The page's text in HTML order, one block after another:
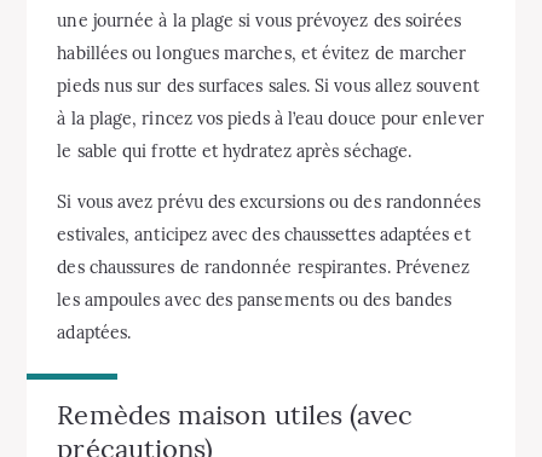
une journée à la plage si vous prévoyez des soirées
habillées ou longues marches, et évitez de marcher
pieds nus sur des surfaces sales. Si vous allez souvent
à la plage, rincez vos pieds à l’eau douce pour enlever
le sable qui frotte et hydratez après séchage.
Si vous avez prévu des excursions ou des randonnées
estivales, anticipez avec des chaussettes adaptées et
des chaussures de randonnée respirantes. Prévenez
les ampoules avec des pansements ou des bandes
adaptées.
Remèdes maison utiles (avec
précautions)